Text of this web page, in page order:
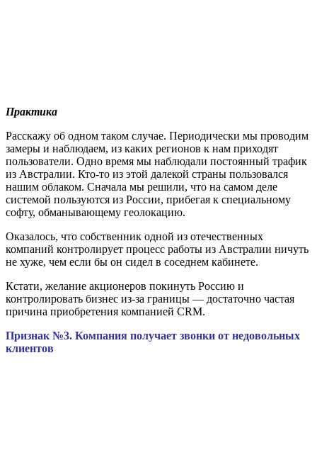
Практика
Расскажу об одном таком случае. Периодически мы проводим
замеры и наблюдаем, из каких регионов к нам приходят
пользователи. Одно время мы наблюдали постоянный трафик
из Австралии. Кто-то из этой далекой страны пользовался
нашим облаком. Сначала мы решили, что на самом деле
системой пользуются из России, прибегая к специальному
софту, обманывающему геолокацию.
Оказалось, что собственник одной из отечественных
компаний контролирует процесс работы из Австралии ничуть
не хуже, чем если бы он сидел в соседнем кабинете.
Кстати, желание акционеров покинуть Россию и
контролировать бизнес из-за границы — достаточно частая
причина приобретения компанией CRM.
Признак №3. Компания получает звонки от недовольных
клиентов